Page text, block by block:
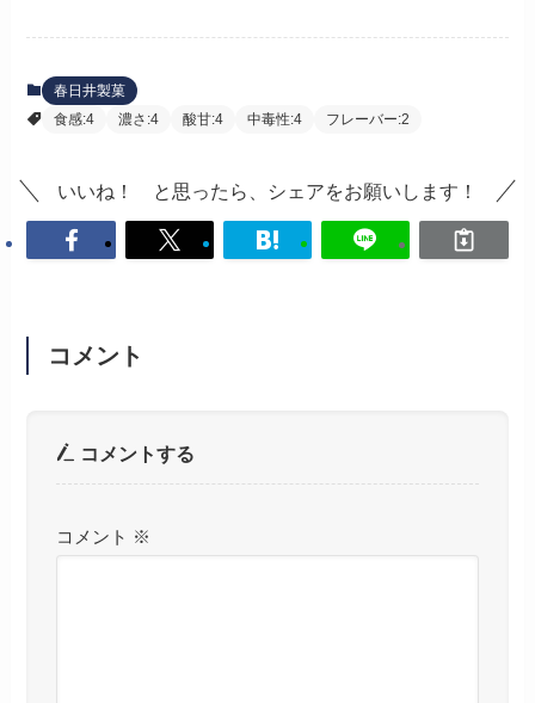
春日井製菓
食感:4
濃さ:4 酸甘:4 中毒性:4 フレーバー:2
いいね！ と思ったら、シェアをお願いします！
コメント
コメントする
コメント ※